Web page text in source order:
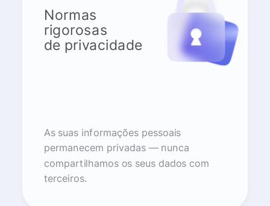
Normas
rigorosas
de privacidade
As suas informações pessoais
permanecem privadas — nunca
compartilhamos os seus dados com
terceiros.